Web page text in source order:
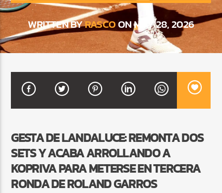
CURRENT SHOW
BALADAS Y VALLENATO
WRITTEN BYRASCOON MAY 28, 2026
GESTA DE LANDALUCE: REMONTA DOS
SETS Y ACABA ARROLLANDO A
KOPRIVA PARA METERSE EN TERCERA
RONDA DE ROLAND GARROS